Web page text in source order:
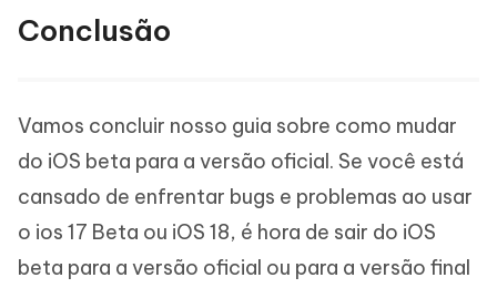
Conclusão
Vamos concluir nosso guia sobre como mudar
do iOS beta para a versão oficial. Se você está
cansado de enfrentar bugs e problemas ao usar
o ios 17 Beta ou iOS 18, é hora de sair do iOS
beta para a versão oficial ou para a versão final